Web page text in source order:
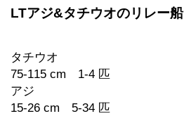
LTアジ&タチウオのリレー船
タチウオ
75-115 cm 1-4 匹
アジ
15-26 cm 5-34 匹